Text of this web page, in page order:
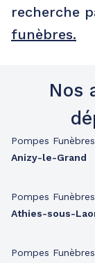
recherche
funèbres.
Nos
Pompes Funèbres
Anizy-le-Grand
Pompes Funèbres
Athies-sous-
Pompes Funèbres